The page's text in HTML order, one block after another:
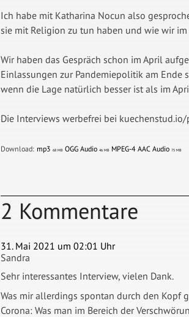
Ich habe mit Katharina Nocun also
sie mit Religion zu tun haben und wie wir
Wir haben das Gespräch schon im April
Einlassungen zur Pandemiepolitik am Ende
wenn die Lage natürlich besser ist als im
Die Interviews werbefrei bei
Download: mp3 68 MB OGG Audio 46 MB MPEG-4 AAC Audio 75 MB
2 Kommentare
31. Mai 2021 um 02:01 Uhr
Sandra
Sehr interessantes Interview, vielen Dank.
Was mir allerdings spontan durch den Kopf
Corona: Was man im Bereich der